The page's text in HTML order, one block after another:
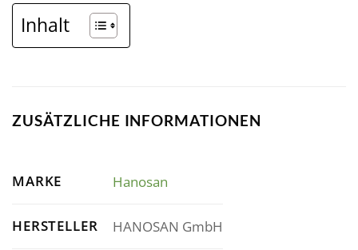
Inhalt
ZUSÄTZLICHE INFORMATIONEN
MARKE Hanosan
HERSTELLER HANOSAN GmbH